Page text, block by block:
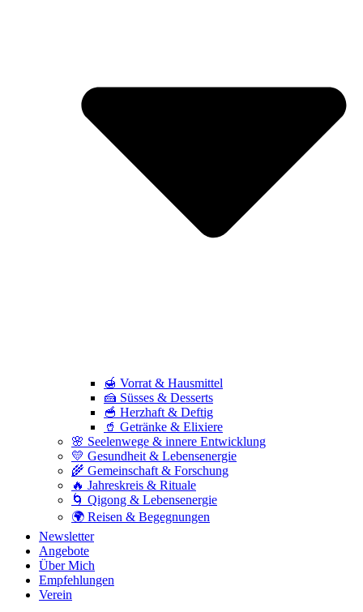
🍯 Vorrat & Hausmittel
🍰 Süsses & Desserts
🥣 Herzhaft & Deftig
🥤 Getränke & Elixiere
🌸 Seelenwege & innere Entwicklung
💛 Gesundheit & Lebensenergie
🌾 Gemeinschaft & Forschung
🔥 Jahreskreis & Rituale
🌀 Qigong & Lebensenergie
🌍 Reisen & Begegnungen
Newsletter
Angebote
Über Mich
Empfehlungen
Verein